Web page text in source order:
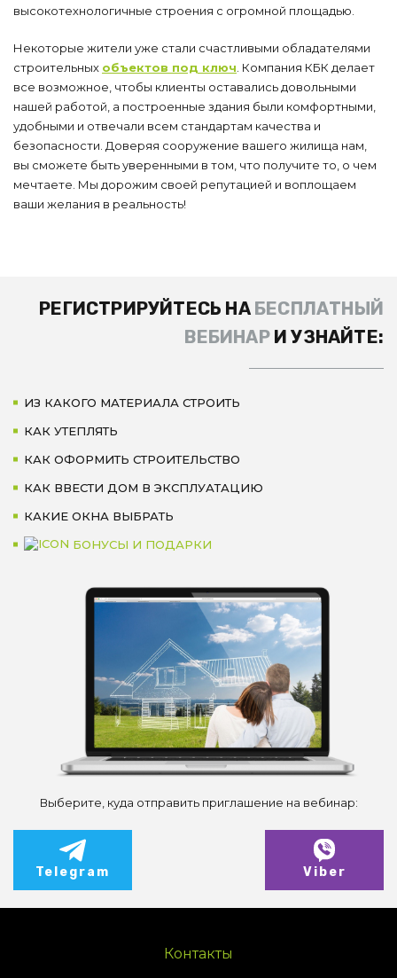
высокотехнологичные строения с огромной площадью.
Некоторые жители уже стали счастливыми обладателями
строительных объектов под ключ . Компания КБК делает
все возможное, чтобы клиенты оставались довольными
нашей работой, а построенные здания были комфортными,
удобными и отвечали всем стандартам качества и
безопасности. Доверяя сооружение вашего жилища нам,
вы сможете быть уверенными в том, что получите то, о чем
мечтаете. Мы дорожим своей репутацией и воплощаем
ваши желания в реальность!
РЕГИСТРИРУЙТЕСЬ НА БЕСПЛАТНЫЙ
ВЕБИНАРИ УЗНАЙТЕ:
ИЗ КАКОГО МАТЕРИАЛА СТРОИТЬ
КАК УТЕПЛЯТЬ
КАК ОФОРМИТЬ СТРОИТЕЛЬСТВО
КАК ВВЕСТИ ДОМ В ЭКСПЛУАТАЦИЮ
КАКИЕ ОКНА ВЫБРАТЬ
БОНУСЫ И ПОДАРКИ
Выберите, куда отправить приглашение на вебинар:
Telegram Viber
Контакты